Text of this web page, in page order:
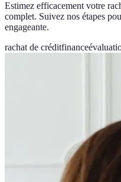
Estimez efficacement votre
complet. Suivez nos étapes
engageante.
rachat de créditfinance